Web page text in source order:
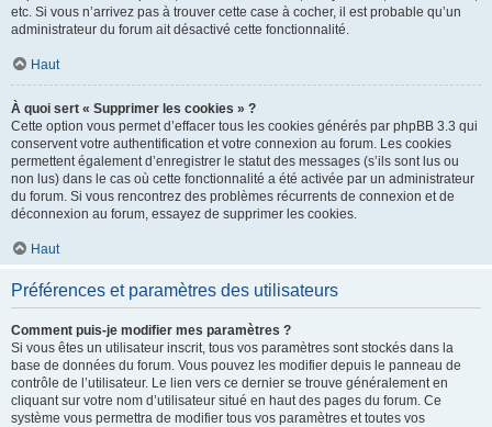
etc. Si vous n’arrivez pas à trouver cette case à cocher, il est probable qu’un
administrateur du forum ait désactivé cette fonctionnalité.
Haut
À quoi sert « Supprimer les cookies » ?
Cette option vous permet d’effacer tous les cookies générés par phpBB 3.3 qui
conservent votre authentification et votre connexion au forum. Les cookies
permettent également d’enregistrer le statut des messages (s’ils sont lus ou
non lus) dans le cas où cette fonctionnalité a été activée par un administrateur
du forum. Si vous rencontrez des problèmes récurrents de connexion et de
déconnexion au forum, essayez de supprimer les cookies.
Haut
Préférences et paramètres des utilisateurs
Comment puis-je modifier mes paramètres ?
Si vous êtes un utilisateur inscrit, tous vos paramètres sont stockés dans la
base de données du forum. Vous pouvez les modifier depuis le panneau de
contrôle de l’utilisateur. Le lien vers ce dernier se trouve généralement en
cliquant sur votre nom d’utilisateur situé en haut des pages du forum. Ce
système vous permettra de modifier tous vos paramètres et toutes vos